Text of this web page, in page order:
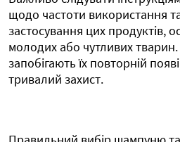
щодо частоти використання
застосування цих продуктів,
молодих або чутливих
запобігають їх повторній
тривалий захист.